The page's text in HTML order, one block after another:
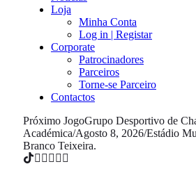
Loja
Minha Conta
Log in | Registar
Corporate
Patrocinadores
Parceiros
Torne-se Parceiro
Contactos
Próximo JogoGrupo Desportivo de
Académica/Agosto 8, 2026/Estádio
Branco Teixeira.